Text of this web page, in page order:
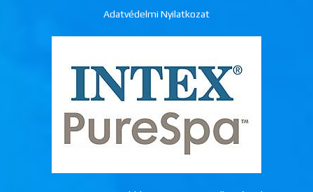
Adatvédelmi Nyilatkozat